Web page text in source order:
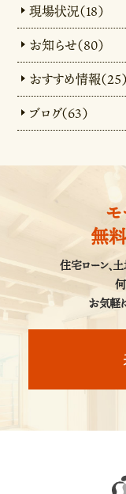
現場状況（18）
お知らせ（80）
おすすめ情報（25）
ブログ（63）
無
住宅ローン、
お気軽